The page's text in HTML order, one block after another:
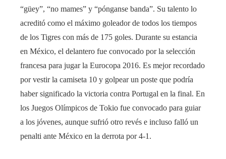
“güey”, “no mames” y “pónganse banda”. Su talento lo
acreditó como el máximo goleador de todos los tiempos
de los Tigres con más de 175 goles. Durante su estancia
en México, el delantero fue convocado por la selección
francesa para jugar la Eurocopa 2016. Es mejor recordado
por vestir la camiseta 10 y golpear un poste que podría
haber significado la victoria contra Portugal en la final. En
los Juegos Olímpicos de Tokio fue convocado para guiar
a los jóvenes, aunque sufrió otro revés e incluso falló un
penalti ante México en la derrota por 4-1.